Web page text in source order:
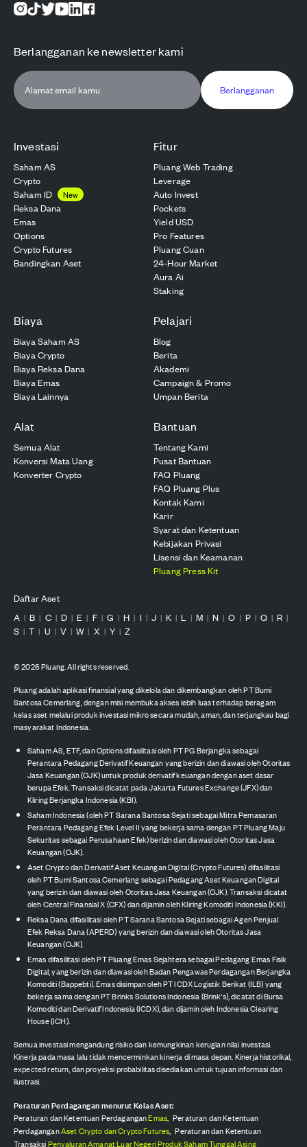
Investasi
Saham AS
Crypto
Saham ID
New
Reksa Dana
Emas
Options
Crypto Futures
Bandingkan Aset
Fitur
Pluang Web Trading
Leverage
Auto Invest
Pockets
Yield USD
Pro Features
Pluang Cuan
24-Hour Market
Aura Ai
Staking
Biaya
Biaya Saham AS
Biaya Crypto
Biaya Reksa Dana
Biaya Emas
Biaya Lainnya
Pelajari
Blog
Berita
Akademi
Campaign & Promo
Umpan Berita
Alat
Semua Alat
Konversi Mata Uang
Konverter Crypto
Bantuan
Tentang Kami
Pusat Bantuan
FAQ Pluang
FAQ Pluang Plus
Kontak Kami
Karir
Syarat dan Ketentuan
Kebijakan Privasi
Lisensi dan Keamanan
Pluang Press Kit
Berlangganan ke newsletter kami
Berlangganan
Daftar Aset
A | B | C | D | E | F | G | H | I | J | K | L | M | N | O | P | Q | R |
S | T | U | V | W | X | Y | Z
©2026Pluang. All rights reserved.
Pluang adalah aplikasi finansial yang dikelola dan dikembangkan oleh PT Bumi
Santosa Cemerlang, dengan misi membuka akses lebih luas terhadap beragam
kelas aset melalui produk investasi mikro secara mudah, aman, dan terjangkau bagi
masyarakat Indonesia.
Saham AS, ETF, dan Options difasilitasi oleh PT PG Berjangka sebagai
Perantara Pedagang Derivatif Keuangan yang berizin dan diawasi oleh Otoritas
Jasa Keuangan (OJK) untuk produk derivatif keuangan dengan aset dasar
berupa Efek. Transaksi dicatat pada Jakarta Futures Exchange (JFX) dan
Kliring Berjangka Indonesia (KBI).
Saham Indonesia (oleh PT Sarana Santosa Sejati sebagai Mitra Pemasaran
Perantara Pedagang Efek Level II yang bekerja sama dengan PT Pluang Maju
Sekuritas sebagai Perusahaan Efek) berizin dan diawasi oleh Otoritas Jasa
Keuangan (OJK).
Aset Crypto dan Derivatif Aset Keuangan Digital (Crypto Futures) difasilitasi
oleh PT Bumi Santosa Cemerlang sebagai Pedagang Aset Keuangan Digital
yang berizin dan diawasi oleh Otoritas Jasa Keuangan (OJK). Transaksi dicatat
oleh Central Finansial X (CFX) dan dijamin oleh Kliring Komoditi Indonesia (KKI).
Reksa Dana difasilitasi oleh PT Sarana Santosa Sejati sebagai Agen Penjual
Efek Reksa Dana (APERD) yang berizin dan diawasi oleh Otoritas Jasa
Keuangan (OJK).
Emas difasilitasi oleh PT Pluang Emas Sejahtera sebagai Pedagang Emas Fisik
Digital, yang berizin dan diawasi oleh Badan Pengawas Perdagangan Berjangka
Komoditi (Bappebti). Emas disimpan oleh PT ICDX Logistik Berikat (ILB) yang
bekerja sama dengan PT Brinks Solutions Indonesia (Brink's), dicatat di Bursa
Komoditi dan Derivatif Indonesia (ICDX), dan dijamin oleh Indonesia Clearing
House (ICH).
Semua investasi mengandung risiko dan kemungkinan kerugian nilai investasi.
Kinerja pada masa lalu tidak mencerminkan kinerja di masa depan. Kinerja historikal,
expected return, dan proyeksi probabilitas disediakan untuk tujuan informasi dan
ilustrasi.
Peraturan Perdagangan menurut Kelas Aset:
Peraturan dan Ketentuan PerdaganganEmas, Peraturan dan Ketentuan
PerdaganganAset Crypto dan Crypto Futures, Peraturan dan Ketentuan
TransaksiPenyaluran Amanat Luar Negeri Produk Saham Tunggal Asing